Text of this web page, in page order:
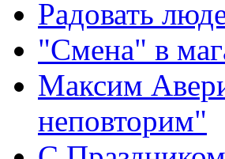
Радовать
"Смена" в
Максим
неповторим"